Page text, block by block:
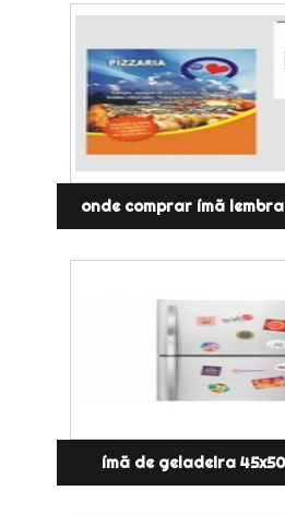
onde comprar ímã
ímã de geladeira